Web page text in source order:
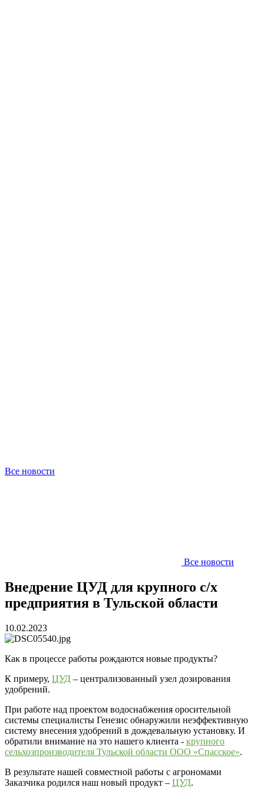
Все новости
Все новости
Внедрение ЦУД для крупного с/х
предприятия в Тульской области
10.02.2023
Как в процессе работы рождаются новые продукты?
К примеру, ЦУД – централизованный узел дозирования
удобрений.
При работе над проектом водоснабжения оросительной
системы специалисты Генезис обнаружили неэффективную
систему внесения удобрений в дождевальную установку. И
обратили внимание на это нашего клиента - крупного
сельхозпроизводителя Тульской области ООО «Спасское».
В результате нашей совместной работы с агрономами
Заказчика родился наш новый продукт – ЦУД.